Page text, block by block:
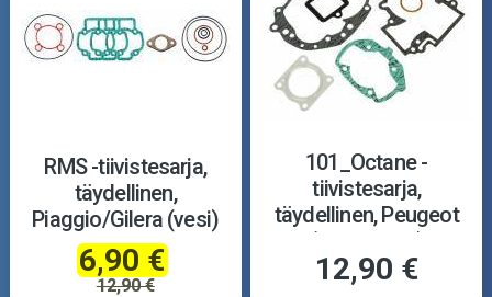
RMS -tiivistesarja,
täydellinen,
Piaggio/Gilera (vesi)
6,90 €
12,90 €
101_Octane -
tiivistesarja,
täydellinen, Peugeot
12,90 €